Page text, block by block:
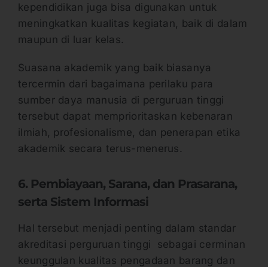
kependidikan juga bisa digunakan untuk
meningkatkan kualitas kegiatan, baik di dalam
maupun di luar kelas.
Suasana akademik yang baik biasanya
tercermin dari bagaimana perilaku para
sumber daya manusia di perguruan tinggi
tersebut dapat memprioritaskan kebenaran
ilmiah, profesionalisme, dan penerapan etika
akademik secara terus-menerus.
6. Pembiayaan, Sarana, dan Prasarana,
serta Sistem Informasi
Hal tersebut menjadi penting dalam standar
akreditasi perguruan tinggi sebagai cerminan
keunggulan kualitas pengadaan barang dan